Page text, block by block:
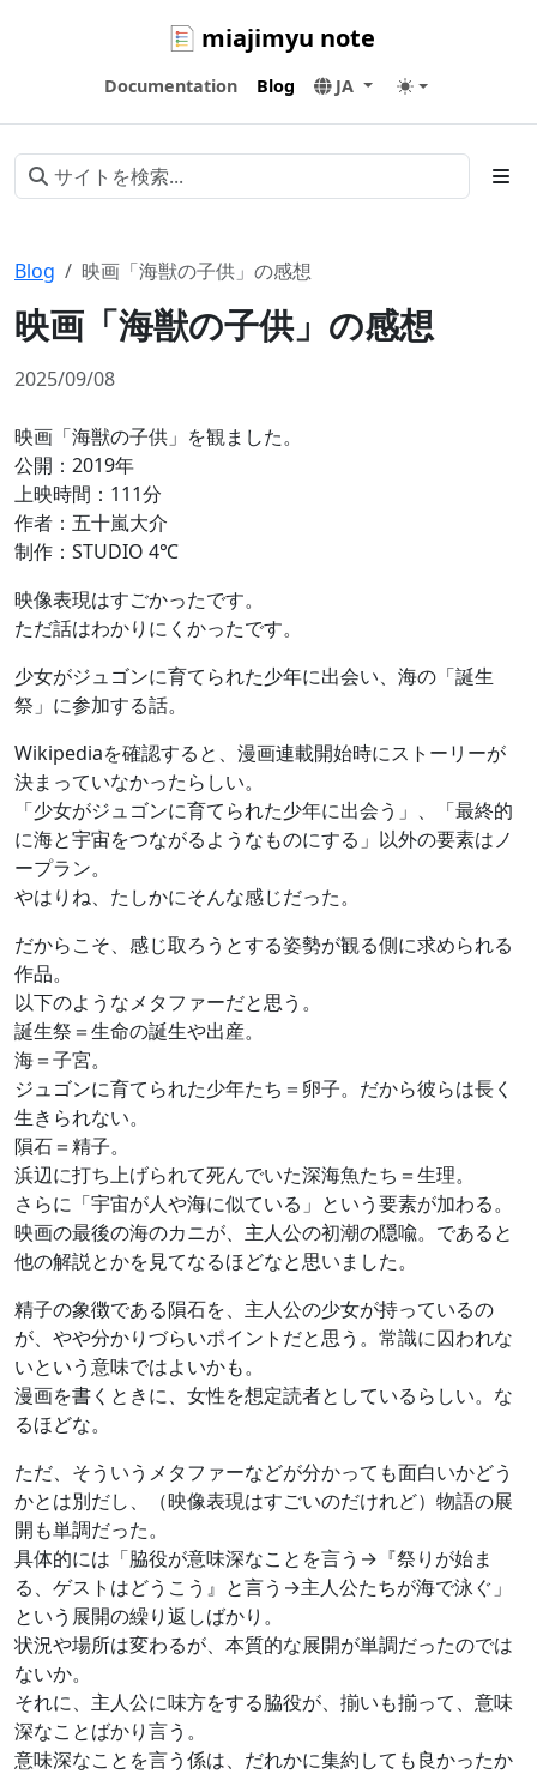
miajimyu note
Documentation Blog JA
Blog 映画「海獣の子供」の感想
映画「海獣の子供」の感想
2025/09/08
映画「海獣の子供」を観ました。
公開：2019年
上映時間：111分
作者：五十嵐大介
制作：STUDIO 4℃
映像表現はすごかったです。
ただ話はわかりにくかったです。
少女がジュゴンに育てられた少年に出会い、海の「誕生
祭」に参加する話。
Wikipediaを確認すると、漫画連載開始時にストーリーが
決まっていなかったらしい。
「少女がジュゴンに育てられた少年に出会う」、「最終的
に海と宇宙をつながるようなものにする」以外の要素はノ
ープラン。
やはりね、たしかにそんな感じだった。
だからこそ、感じ取ろうとする姿勢が観る側に求められる
作品。
以下のようなメタファーだと思う。
誕生祭＝生命の誕生や出産。
海＝子宮。
ジュゴンに育てられた少年たち＝卵子。だから彼らは長く
生きられない。
隕石＝精子。
浜辺に打ち上げられて死んでいた深海魚たち＝生理。
さらに「宇宙が人や海に似ている」という要素が加わる。
映画の最後の海のカニが、主人公の初潮の隠喩。であると
他の解説とかを見てなるほどなと思いました。
精子の象徴である隕石を、主人公の少女が持っているの
が、やや分かりづらいポイントだと思う。常識に囚われな
いという意味ではよいかも。
漫画を書くときに、女性を想定読者としているらしい。な
るほどな。
ただ、そういうメタファーなどが分かっても面白いかどう
かとは別だし、（映像表現はすごいのだけれど）物語の展
開も単調だった。
具体的には「脇役が意味深なことを言う→『祭りが始ま
る、ゲストはどうこう』と言う→主人公たちが海で泳ぐ」
という展開の繰り返しばかり。
状況や場所は変わるが、本質的な展開が単調だったのでは
ないか。
それに、主人公に味方をする脇役が、揃いも揃って、意味
深なことばかり言う。
意味深なことを言う係は、だれかに集約しても良かったか